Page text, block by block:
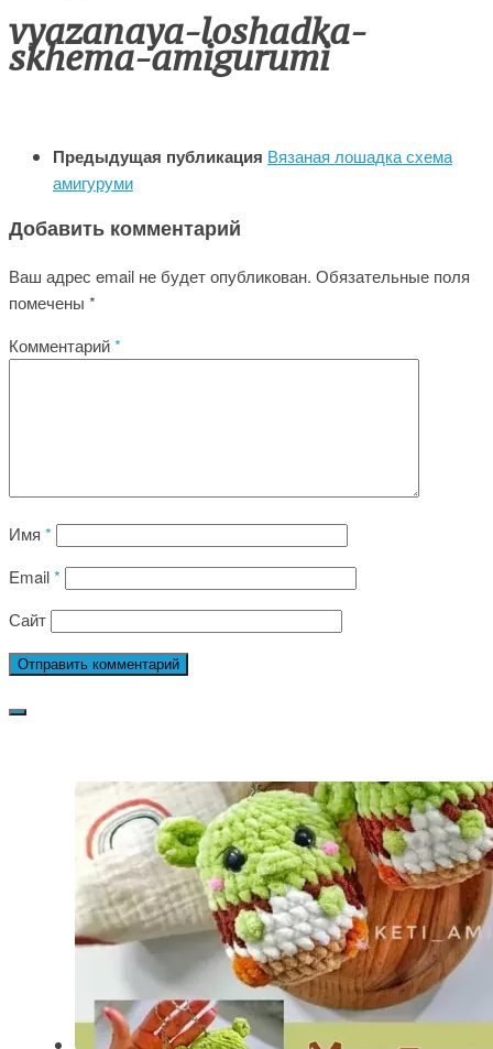
vyazanaya-loshadka-
skhema-amigurumi
Предыдущая публикация Вязаная лошадка схема
амигуруми
Добавить комментарий
Ваш адрес email не будет опубликован. Обязательные поля
помечены *
Комментарий*
Имя *
Email*
Сайт